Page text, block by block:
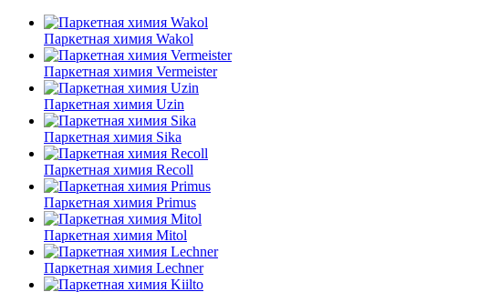
Паркетная химия Wakol
Паркетная химия Vermeister
Паркетная химия Uzin
Паркетная химия Sika
Паркетная химия Recoll
Паркетная химия Primus
Паркетная химия Mitol
Паркетная химия Lechner